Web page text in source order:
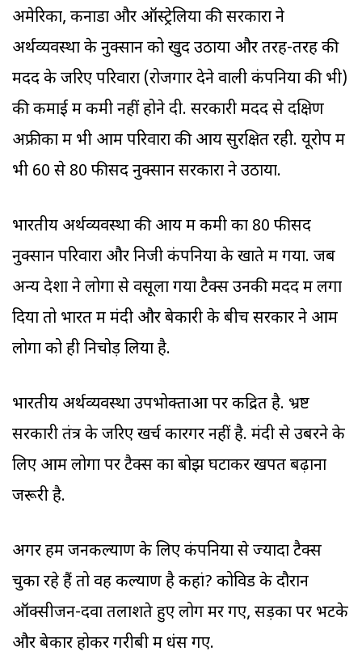
अमेरिका, कनाडा और ऑस्ट्रेलिया की सरकारों ने
अर्थव्यवस्था के नुक्सान को खुद उठाया और तरह-तरह की
मदद के जरिए परिवारों (रोजगार देने वाली कंपनियों की भी)
की कमाई में कमी नहीं होने दी. सरकारी मदद से दक्षिण
अफ्रीका में भी आम परिवारों की आय सुरक्षित रही. यूरोप में
भी 60 से 80 फीसद नुक्सान सरकारों ने उठाया.
भारतीय अर्थव्यवस्था की आय में कमी का 80 फीसद
नुक्सान परिवारों और निजी कंपनियों के खाते में गया. जब
अन्य देशों ने लोगों से वसूला गया टैक्स उनकी मदद में लगा
दिया तो भारत में मंदी और बेकारी के बीच सरकार ने आम
लोगों को ही निचोड़ लिया है.
भारतीय अर्थव्यवस्था उपभोक्ताओं पर केंद्रित है. भ्रष्ट
सरकारी तंत्र के जरिए खर्च कारगर नहीं है. मंदी से उबरने के
लिए आम लोगों पर टैक्स का बोझ घटाकर खपत बढ़ाना
जरूरी है.
अगर हम जनकल्याण के लिए कंपनियों से ज्यादा टैक्स
चुका रहे हैं तो वह कल्याण है कहां? कोविड के दौरान
ऑक्सीजन-दवा तलाशते हुए लोग मर गए, सड़कों पर भटके
और बेकार होकर गरीबी में धंस गए.